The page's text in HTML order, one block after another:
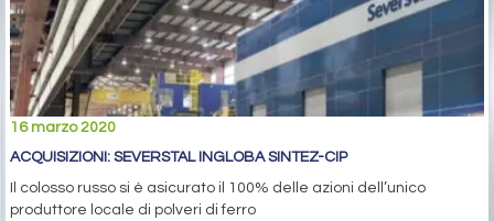
16 marzo 2020
ACQUISIZIONI: SEVERSTAL INGLOBA SINTEZ-CIP
Il colosso russo si è asicurato il 100% delle azioni dell’unico
produttore locale di polveri di ferro